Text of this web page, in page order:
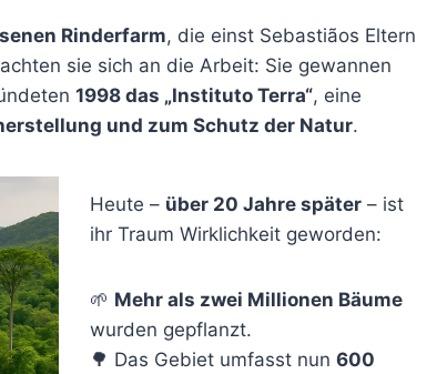
Rinderfarm, die einst Sebastiãos Eltern
sie sich an die Arbeit: Sie gewannen
1998 das „Instituto Terra“, eine
und zum Schutz der Natur.
Heute – über 20 Jahre später– ist
ihr Traum Wirklichkeit geworden:
🌱 Mehr als zwei Millionen Bäume
wurden gepflanzt.
🌳 Das Gebiet umfasst nun 600